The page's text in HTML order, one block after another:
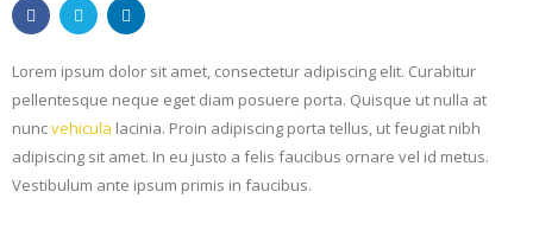
Lorem ipsum dolor sit amet, consectetur adipiscing elit. Curabitur
pellentesque neque eget diam posuere porta. Quisque ut nulla at
nuncvehicula lacinia. Proin adipiscing porta tellus, ut feugiat nibh
adipiscing sit amet. In eu justo a felis faucibus ornare vel id metus.
Vestibulum ante ipsum primis in faucibus.